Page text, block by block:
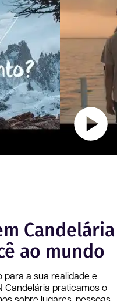
Candelária
ao mundo
para a sua realidade e
Candelária praticamos o